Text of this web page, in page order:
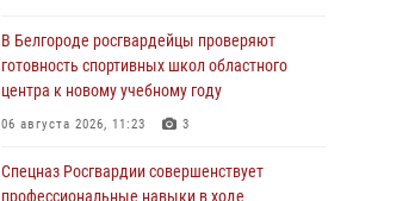
В Белгороде росгвардейцы проверяют
готовность спортивных школ областного
центра к новому учебному году
Росгвардия обеспечила общественную
В Белгороде росгвардейцы проверяют
готовность спортивных школ областного
центра к новому учебному году
06 августа 2026, 11:23 3
Спецназ Росгвардии совершенствует
профессиональные навыки в ходе